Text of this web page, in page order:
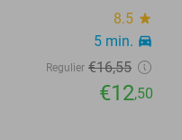
8.5 star
5 min. directions_car
Regulier €16,55
€12,50